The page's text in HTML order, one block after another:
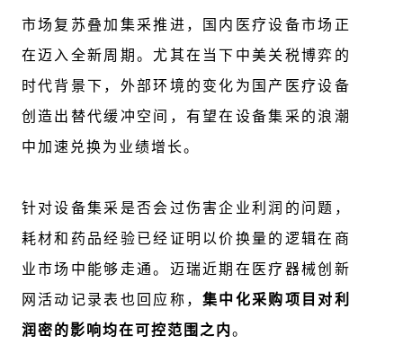
市场复苏叠加集采推进 ，国内医疗设备市场正
在迈入全新周期。尤其在当下中美关税博弈的
时代背景下，外部环境的变化为国产医疗设备
创造出替代缓冲空间，有望在设备集采的浪潮
中加速兑换为业绩增长。
针对设备集采是否会过伤害企业利润的问题，
耗材和药品经验已经证明以价换量的逻辑在商
业市场中能够走通。 迈瑞近期在医疗器械创新
网活动记录表也回应称，集中化采购项目对利
润密的影响均在可控范围之内。